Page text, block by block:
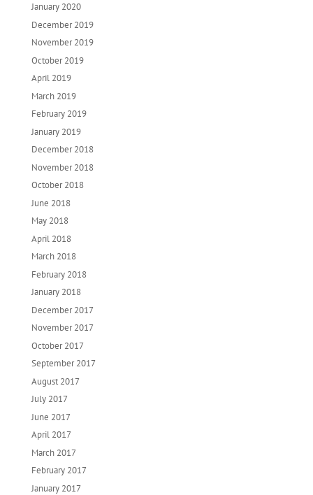
January 2020
December 2019
November 2019
October 2019
April 2019
March 2019
February 2019
January 2019
December 2018
November 2018
October 2018
June 2018
May 2018
April 2018
March 2018
February 2018
January 2018
December 2017
November 2017
October 2017
September 2017
August 2017
July 2017
June 2017
April 2017
March 2017
February 2017
January 2017